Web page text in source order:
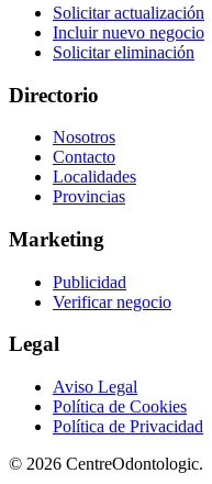
Solicitar actualización
Incluir nuevo negocio
Solicitar eliminación
Directorio
Nosotros
Contacto
Localidades
Provincias
Marketing
Publicidad
Verificar negocio
Legal
Aviso Legal
Política de Cookies
Política de Privacidad
© 2026 CentreOdontologic.